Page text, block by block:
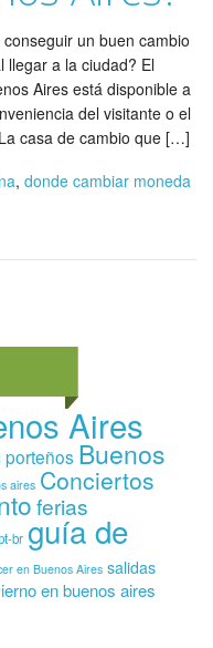
un buen cambio
llegar a la ciudad? El
Aires está disponible a
del visitante o el
casa de cambio que […]
, donde cambiar moneda
Aires
porteños Buenos
aires Conciertos
ferias
br guía de
en Buenos Aires salidas
en buenos aires